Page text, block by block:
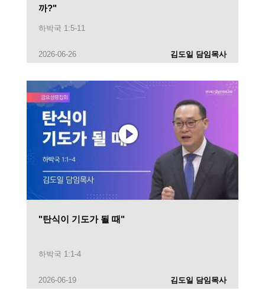
까?"
하박국 1:5-11
2026-06-26 김도일 담임목사
"탄식이 기도가 될 때"
하박국 1:1-4
2026-06-19 김도일 담임목사